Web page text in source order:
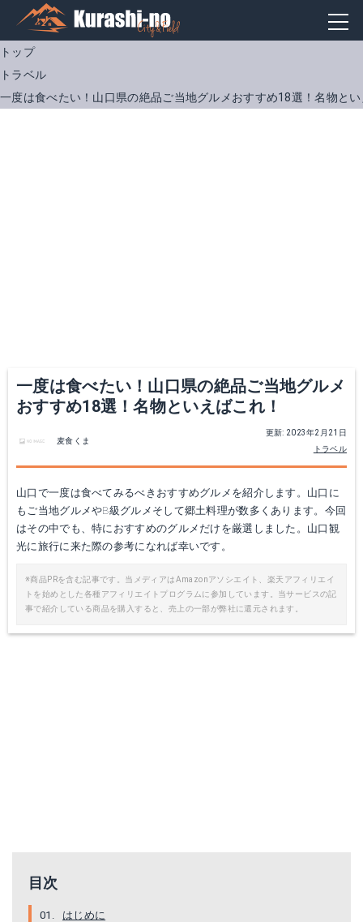
トップ
トラベル
一度は食べたい！山口県の絶品ご当地グルメおすすめ18選！名物と
一度は食べたい！山口県の絶品ご当地グルメ
おすすめ18選！名物といえばこれ！
更新: 2023年2月21日
トラベル
麦食くま
山口で一度は食べてみるべきおすすめグルメを紹介します。山口に
もご当地グルメやB級グルメそして郷土料理が数多くあります。今回
はその中でも、特におすすめのグルメだけを厳選しました。山口観
光に旅行に来た際の参考になれば幸いです。
※商品PRを含む記事です。当メディアはAmazonアソシエイト、楽天アフィリエイ
トを始めとした各種アフィリエイトプログラムに参加しています。当サービスの記
事で紹介している商品を購入すると、売上の一部が弊社に還元されます。
目次
はじめに